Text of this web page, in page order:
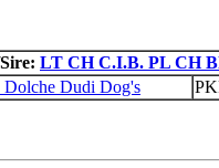
LT CH C.I.B. PL CH
Dudi Dog's